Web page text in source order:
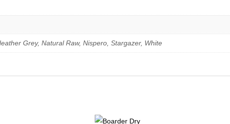
Grey, Natural Raw, Nispero, Stargazer, White